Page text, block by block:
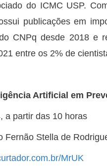
do ICMC USP.
publicações em
CNPq desde 2018 e
entre os 2% de
Artificial em
a partir das 10 horas
Fernão Stella de
MrUK